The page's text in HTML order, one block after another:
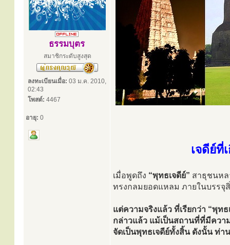
ธรรมบุตร
สมาชิกระดับสูงสุด
ลงทะเบียนเมื่อ: 03 ม.ค. 2010,
02:43
โพสต์: 4467
อายุ: 0
เจดีย์ที่
เมื่อพูดถึง “พุทธเจดีย์” สาธุชนหล
ทรงกลมยอดแหลม ภายในบรรจุ
แต่ความจริงแล้ว ที่เรียกว่า “พุท
กล่าวแล้ว แม้เป็นสถานที่ที่มีควา
จัดเป็นพุทธเจดีย์ทั้งสิ้น ดังนั้น ท่า